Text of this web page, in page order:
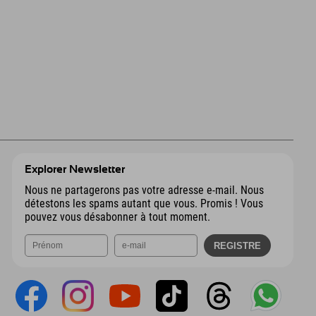
Explorer Newsletter
Nous ne partagerons pas votre adresse e-mail. Nous
détestons les spams autant que vous. Promis ! Vous
pouvez vous désabonner à tout moment.